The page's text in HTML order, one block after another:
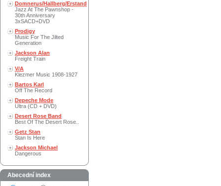
Domnerus/Hallberg/Erstand
Jazz At The Pawnshop -
30th Anniversary
3xSACD+DVD
Prodigy
Music For The Jilted
Generation
Jackson Alan
Freight Train
V/A
Klezmer Music 1908-1927
Bartos Karl
Off The Record
Depeche Mode
Ultra (CD + DVD)
Desert Rose Band
Best Of The Desert Rose..
Getz Stan
Stan Is Here
Jackson Michael
Dangerous
Abecední index